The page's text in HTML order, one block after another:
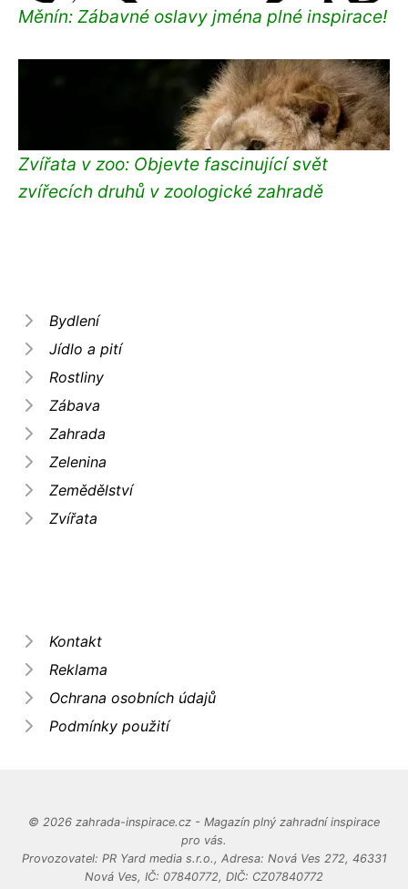
Měnín: Zábavné oslavy jména plné inspirace!
Zvířata v zoo: Objevte fascinující svět
zvířecích druhů v zoologické zahradě
Bydlení
Jídlo a pití
Rostliny
Zábava
Zahrada
Zelenina
Zemědělství
Zvířata
Kontakt
Reklama
Ochrana osobních údajů
Podmínky použití
© 2026 zahrada-inspirace.cz - Magazín plný zahradní inspirace
pro vás.
Provozovatel: PR Yard media s.r.o., Adresa: Nová Ves 272, 46331
Nová Ves, IČ: 07840772, DIČ: CZ07840772